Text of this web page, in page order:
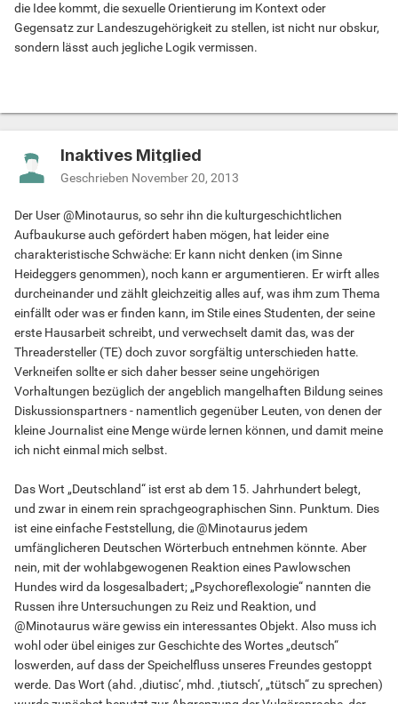
die Idee kommt, die sexuelle Orientierung im Kontext oder
Gegensatz zur Landeszugehörigkeit zu stellen, ist nicht nur obskur,
sondern lässt auch jegliche Logik vermissen.
Inaktives Mitglied
Geschrieben November 20, 2013
Der User @Minotaurus, so sehr ihn die kulturgeschichtlichen
Aufbaukurse auch gefördert haben mögen, hat leider eine
charakteristische Schwäche: Er kann nicht denken (im Sinne
Heideggers genommen), noch kann er argumentieren. Er wirft alles
durcheinander und zählt gleichzeitig alles auf, was ihm zum Thema
einfällt oder was er finden kann, im Stile eines Studenten, der seine
erste Hausarbeit schreibt, und verwechselt damit das, was der
Threadersteller (TE) doch zuvor sorgfältig unterschieden hatte.
Verkneifen sollte er sich daher besser seine ungehörigen
Vorhaltungen bezüglich der angeblich mangelhaften Bildung seines
Diskussionspartners - namentlich gegenüber Leuten, von denen der
kleine Journalist eine Menge würde lernen können, und damit meine
ich nicht einmal mich selbst.
Das Wort „Deutschland“ ist erst ab dem 15. Jahrhundert belegt,
und zwar in einem rein sprachgeographischen Sinn. Punktum. Dies
ist eine einfache Feststellung, die @Minotaurus jedem
umfänglicheren Deutschen Wörterbuch entnehmen könnte. Aber
nein, mit der wohlabgewogenen Reaktion eines Pawlowschen
Hundes wird da losgesalbadert; „Psychoreflexologie“ nannten die
Russen ihre Untersuchungen zu Reiz und Reaktion, und
@Minotaurus wäre gewiss ein interessantes Objekt. Also muss ich
wohl oder übel einiges zur Geschichte des Wortes „deutsch“
loswerden, auf dass der Speichelfluss unseres Freundes gestoppt
werde. Das Wort (ahd. ,diutisc‘, mhd. ,tiutsch‘, „tütsch“ zu sprechen)